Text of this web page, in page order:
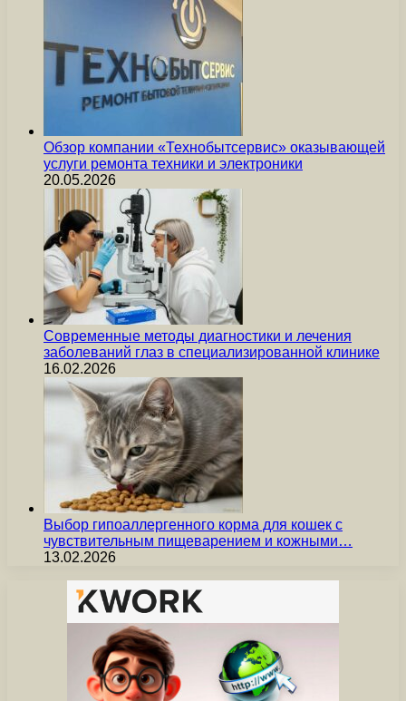
Обзор компании «Технобытсервис» оказывающей
услуги ремонта техники и электроники
20.05.2026
Современные методы диагностики и лечения
заболеваний глаз в специализированной клинике
16.02.2026
Выбор гипоаллергенного корма для кошек с
чувствительным пищеварением и кожными…
13.02.2026